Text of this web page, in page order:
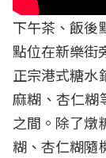
下午茶、飯後
點位在新樂街
正宗港式糖水
麻糊、杏仁糊
之間。除了燉
糊、杏仁糊隨